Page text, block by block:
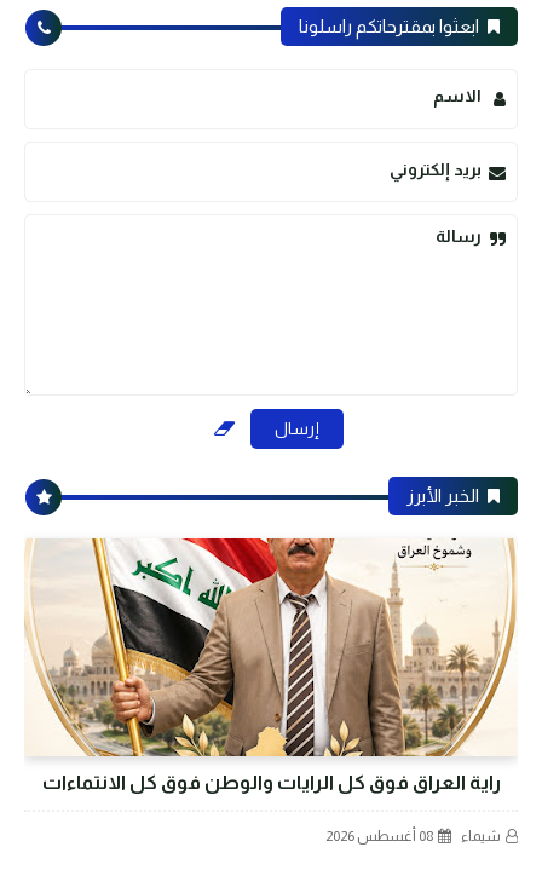
ابعثوا بمقترحاتكم راسلونا
الاسم
بريد إلكتروني
رسالة
الخبر الأبرز
راية العراق فوق كل الرايات والوطن فوق كل الانتماءات
شيماء 08 أغسطس 2026